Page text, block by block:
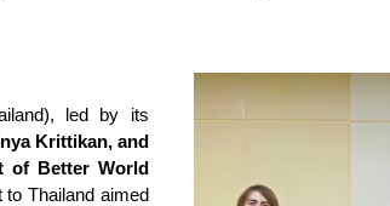
led by its
Krittikan, and
of Better World
Thailand aimed